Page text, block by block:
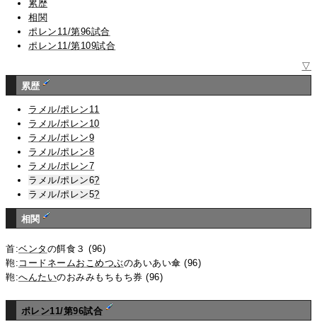
累歴
相関
ポレン11/第96試合
ポレン11/第109試合
▽
累歴
ラメル/ポレン11
ラメル/ポレン10
ラメル/ポレン9
ラメル/ポレン8
ラメル/ポレン7
ラメル/ポレン6?
ラメル/ポレン5?
相関
首:ベンタ の餌食３ (96)
鞄: コードネームおこめつぶのあいあい傘 (96)
鞄:へんたいのおみみもちもち券 (96)
ポレン11/第96試合